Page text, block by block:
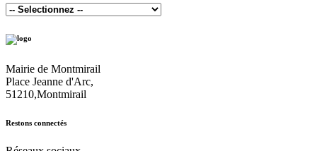
Mairie de Montmirail
Place Jeanne d'Arc,
51210,Montmirail
Restons connectés